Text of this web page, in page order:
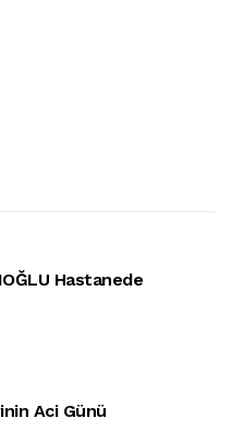
Hastanede
Aci Günü